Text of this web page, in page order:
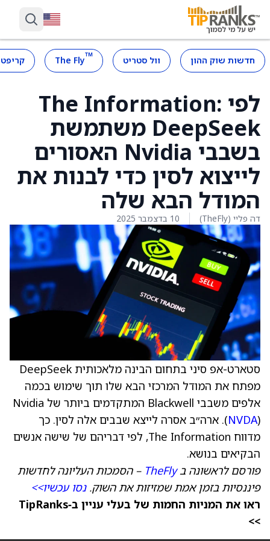
חדשות שוק ההון וול סטריט ™
The Fly
לפי The Information:
DeepSeek משתמשת
בשבבי Nvidia האסורים
לייצוא לסין כדי לבנות את
המודל הבא שלה
דה פליי (TheFly) 10 בדצמבר 2025
סטארט-אפ סיני בתחום הבינה מלאכותית DeepSeek
מפתח את המודל המרכזי הבא שלו תוך שימוש בכמה
אלפים משבבי Blackwell המתקדמים ביותר של Nvidia
(NVDA ). ארה״ב אסרה לייצא שבבים אלה לסין. כך
מדווח The Information, לפי דבריהם של שישה אנשים
הבקיאים בנושא.
פורסם לראשונה בTheFly – הסמכות העליונה לחדשות
פיננסיות בזמן אמת שמזיזות את השוק.נסו עכשיו>>
ראו את המניות החמות של בעלי עניין ב‑TipRanks
>>